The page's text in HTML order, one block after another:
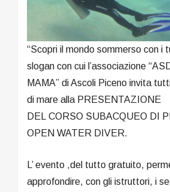
“Scopri il mondo sommerso con i
slogan con cui l’associazione
MAMA” di Ascoli Piceno invita
di mare alla PRESENTAZIONE
DEL CORSO SUBACQUEO DI
OPEN WATER DIVER.
L’ evento ,del tutto gratuito,
approfondire, con gli istruttori, i